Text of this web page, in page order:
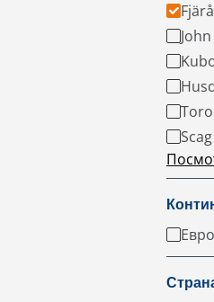
Toro
Scag